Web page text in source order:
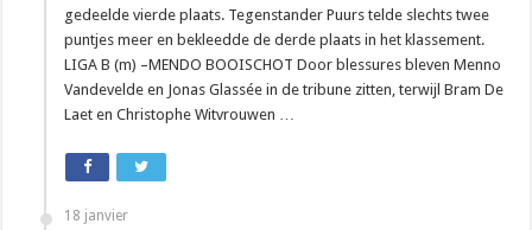
gedeelde vierde plaats. Tegenstander Puurs telde slechts twee
puntjes meer en bekleedde de derde plaats in het klassement.
LIGA B (m) –MENDO BOOISCHOT Door blessures bleven Menno
Vandevelde en Jonas Glassée in de tribune zitten, terwijl Bram De
Laet en Christophe Witvrouwen …
18 janvier